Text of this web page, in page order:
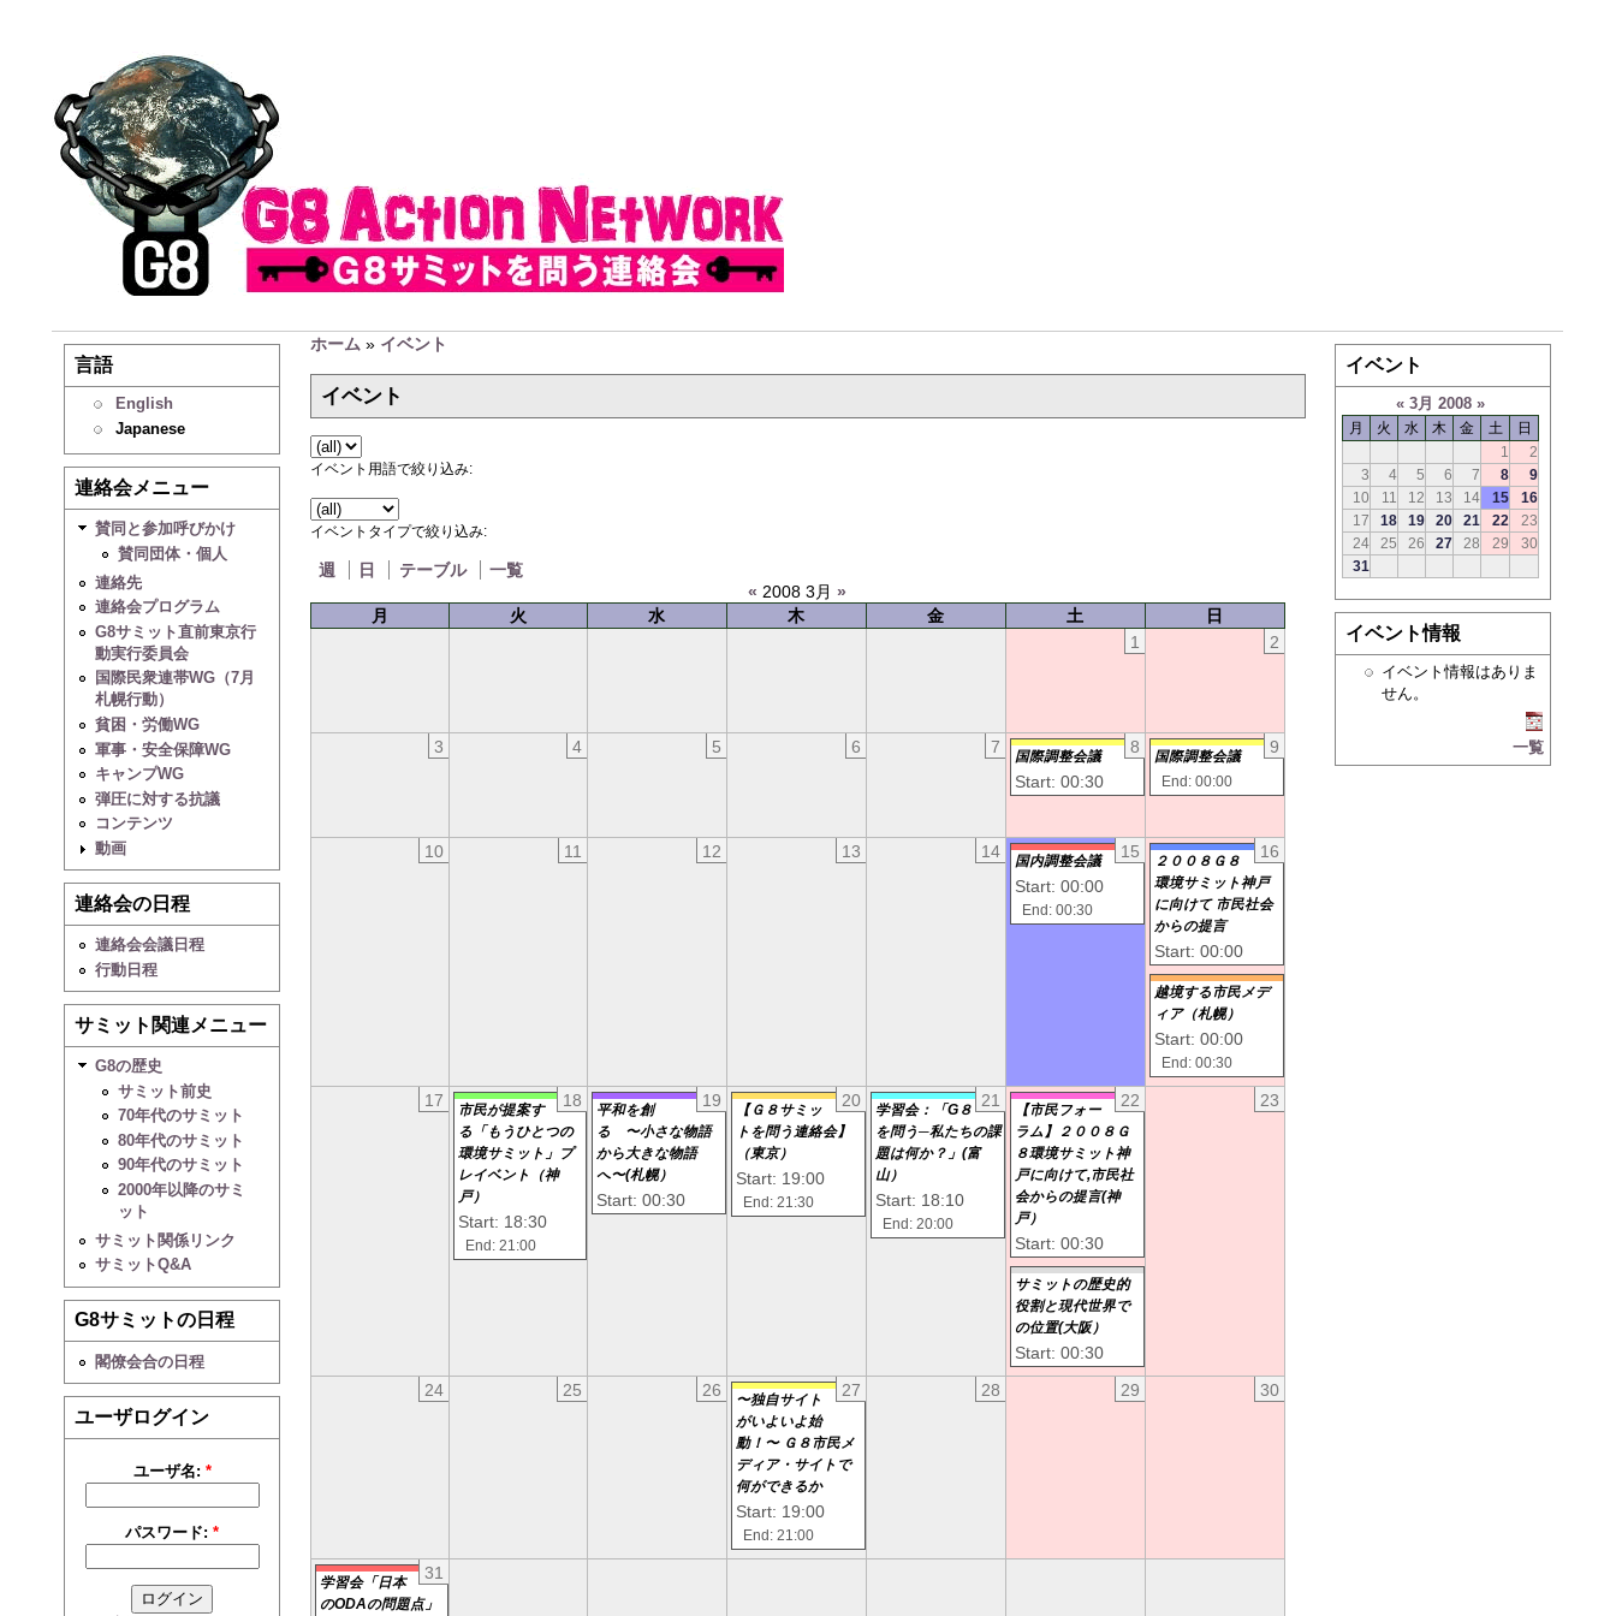
言語
English
Japanese
連絡会メニュー
賛同と参加呼びかけ
賛同団体・個人
連絡先
連絡会プログラム
G8サミット直前東京行
動実行委員会
国際民衆連帯WG（7月
札幌行動）
貧困・労働WG
軍事・安全保障WG
キャンプWG
弾圧に対する抗議
コンテンツ
動画
連絡会の日程
連絡会会議日程
行動日程
サミット関連メニュー
G8の歴史
サミット前史
70年代のサミット
80年代のサミット
90年代のサミット
2000年以降のサミ
ット
サミット関係リンク
サミットQ&A
G8サミットの日程
閣僚会合の日程
ユーザログイン
ユーザ名: *
パスワード:*
ホーム » イベント
イベント
イベント用語で絞り込み:
イベントタイプで絞り込み:
週 日 テーブル
一覧
« 2008 3月»
月
火 水 木 金 土
日
1
2
3 4 5 6 7 8
国際調整会議
Start: 00:30
9
国際調整会議
End: 00:00
10 11 12 13 14 15
国内調整会議
Start: 00:00
End: 00:30
16
２００８Ｇ８
環境サミット神戸
に向けて 市民社会
からの提言
Start: 00:00
越境する市民メデ
ィア（札幌）
Start: 00:00
End: 00:30
17 18
市民が提案す
る「もうひとつの
環境サミット」プ
レイベント（神
戸）
Start: 18:30
End: 21:00
19
平和を創
る 〜小さな物語
から大きな物語
へ〜(札幌）
Start: 00:30
20
【Ｇ８サミッ
トを問う連絡会】
（東京）
Start: 19:00
End: 21:30
21
学習会：「G８
を問う─私たちの課
題は何か？」(富
山）
Start: 18:10
End: 20:00
22
【市民フォー
ラム】２００８Ｇ
８環境サミット神
戸に向けて,市民社
会からの提言(神
戸）
Start: 00:30
サミットの歴史的
役割と現代世界で
の位置(大阪）
Start: 00:30
23
24 25 26 27
〜独自サイト
がいよいよ始
動！〜 Ｇ８市民メ
ディア・サイトで
何ができるか
Start: 19:00
End: 21:00
28 29 30
31
学習会「日本
のODAの問題点」
イベント
« 3月 2008 »
月 火 水 木 金 土
日
1
2
3
4 5 6 7 8
9
10
11 12 13 14 15
16
17
18 19 20 21 22
23
24
25 26 27 28 29
30
31
イベント情報
イベント情報はありま
せん。
一覧